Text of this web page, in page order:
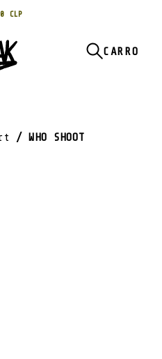
/ WHO SHOOT